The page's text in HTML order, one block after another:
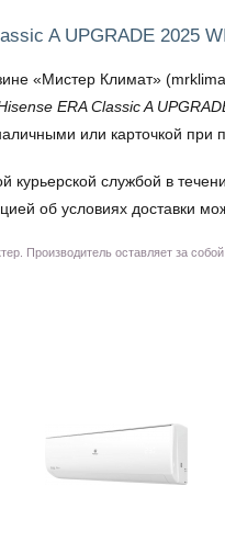
A UPGRADE 2025
«Мистер Климат»
ERA Classic A
или карточкой при
курьерской службой в
об условиях доставки
Производитель оставляет за